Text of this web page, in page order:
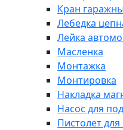
Кран
Лебедка
Лейка
Масленка
Монтажка
Монтировка
Накладка
Насос для
Пистолет